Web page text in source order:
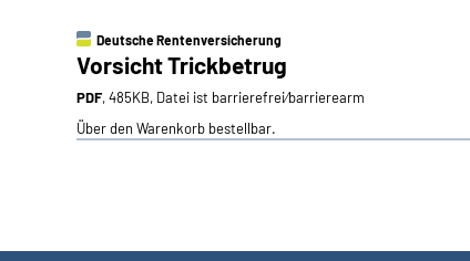
Deutsche Rentenversicherung
Vorsicht Trickbetrug
PDF, 485KB, Datei ist barrierefrei⁄barrierearm
Über den Warenkorb bestellbar.